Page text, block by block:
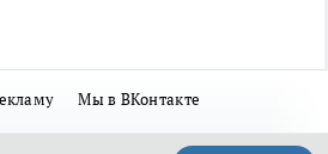
Мы в ВКонтакте